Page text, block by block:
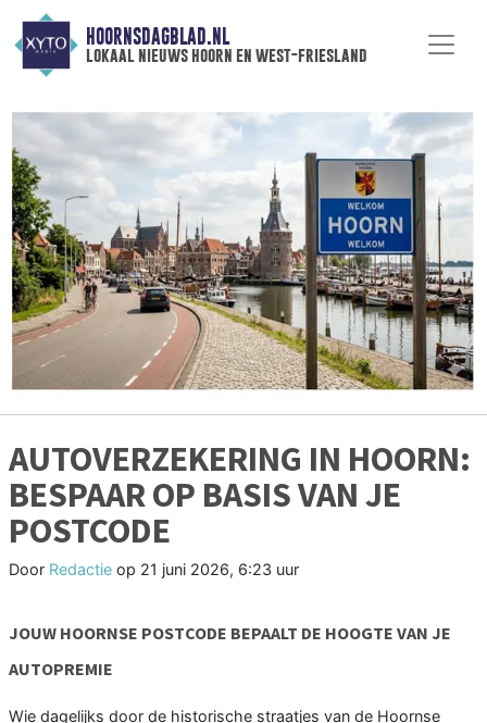
HOORNSDAGBLAD.NL
lokaal nieuws hoorn en west-friesland
AUTOVERZEKERING IN HOORN:
BESPAAR OP BASIS VAN JE
POSTCODE
Door Redactie op 21 juni 2026, 6:23 uur
JOUW HOORNSE POSTCODE BEPAALT DE HOOGTE VAN JE
AUTOPREMIE
Wie dagelijks door de historische straatjes van de Hoornse